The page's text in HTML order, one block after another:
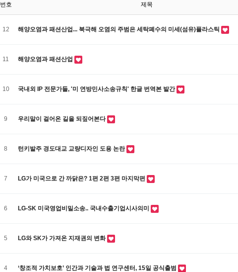
번호 제목
12 해양오염과 패션산업... 북극해 오염의 주범은 세탁폐수의 미세(섬유)플라스틱
11 해양오염과 패션산업
10 국내외 IP 전문가들, '미 연방민사소송규칙' 한글 번역본 발간
9 우리말이 걸어온 길을 되짚어본다
8 턴키발주 경도대교 교량디자인 도용 논란
7 LG가 미국으로 간 까닭은? 1편 2편 3편 마지막편
6 LG-SK 미국영업비밀소송.. 국내수출기업시사의미
5 LG와 SK가 가져온 지재권의 변화
4 ‘창조적 가치보호’ 인간과 기술과 법 연구센터, 15일 공식출범